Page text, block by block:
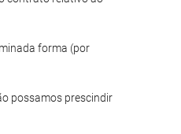
forma (por
possamos prescindir